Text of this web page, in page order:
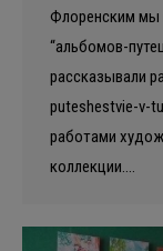
Флоренским мы
“альбомов-
рассказывали
puteshestvie-v-
работами
коллекции.…